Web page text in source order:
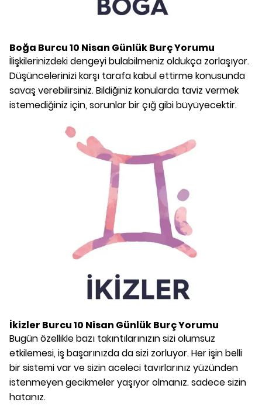
Boğa Burcu10 Nisan Günlük Burç Yorumu
İlişkilerinizdeki dengeyi bulabilmeniz oldukça zorlaşıyor.
Düşüncelerinizi karşı tarafa kabul ettirme konusunda
savaş verebilirsiniz. Bildiğiniz konularda taviz vermek
istemediğiniz için, sorunlar bir çığ gibi büyüyecektir.
İkizler Burcu10 Nisan Günlük Burç Yorumu
Bugün özellikle bazı takıntılarınızın sizi olumsuz
etkilemesi, iş başarınızda da sizi zorluyor. Her işin belli
bir sistemi var ve sizin aceleci tavırlarınız yüzünden
istenmeyen gecikmeler yaşıyor olmanız. sadece sizin
hatanız.